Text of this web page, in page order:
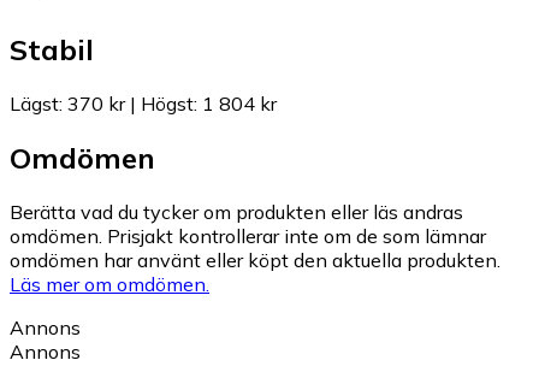
Stabil
Lägst: 370 kr| Högst: 1 804 kr
Omdömen
Berätta vad du tycker om produkten eller läs andras
omdömen. Prisjakt kontrollerar inte om de som lämnar
omdömen har använt eller köpt den aktuella produkten.
Läs mer om omdömen.
Annons
Annons